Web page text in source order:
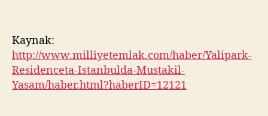
Kaynak:
http://www.milliyetemlak.com/haber/Yalipark-
Residenceta-Istanbulda-Mustakil-
Yasam/haber.html?haberID=12121